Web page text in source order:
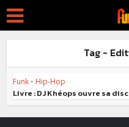
Tag -
Funk • Hip-Hop
Livre : DJ Khéops ouvre sa